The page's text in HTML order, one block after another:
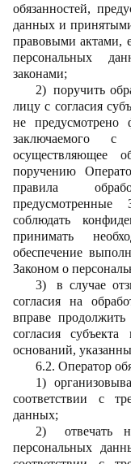
обязанностей,
данных и
правовыми актами,
персональных
законами;
2) поручить
лицу с согласия
не предусмотрено
заключаемого
осуществляющее
поручению
правила
соблюдать
принимать
обеспечение
Законом о
3)
в случае
согласия на
вправе
согласия
оснований,
6.2. Оператор
1)
соответствии с
данных;
2)
отвечать
персональных